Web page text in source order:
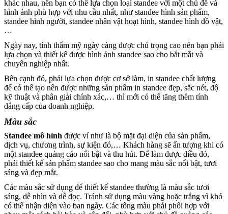
khác nhau, nên bạn có thể lựa chọn loại standee với một chủ đề và
hình ảnh phù hợp với nhu cầu nhất, như standee hình sản phẩm,
standee hình người, standee nhân vật hoạt hình, standee hình đồ vật,
…
Ngày nay, tính thẩm mỹ ngày càng được chú trọng cao nên bạn phải
lựa chọn và thiết kế được hình ảnh standee sao cho bắt mắt và
chuyên nghiệp nhất.
Bên cạnh đó, phải lựa chọn được cơ sở làm, in standee chất lượng
để có thể tạo nên được những sản phẩm in standee đẹp, sắc nét, độ
kỹ thuật và phân giải chính xác,… thì mới có thể tăng thêm tính
đẳng cấp của doanh nghiệp.
Màu sắc
Standee mô hình được ví như là bộ mặt đại diện của sản phẩm,
dịch vụ, chương trình, sự kiện đó,… Khách hàng sẽ ấn tượng khi có
một standee quảng cáo nổi bật và thu hút. Để làm được điều đó,
phải thiết kế sản phẩm standee sao cho mang màu sắc nổi bật, tươi
sáng và đẹp mắt.
Các màu sắc sử dụng để thiết kế standee thường là màu sắc tươi
sáng, dễ nhìn và dễ đọc. Tránh sử dụng màu vàng hoặc trắng vì khó
có thể nhận diện vào ban ngày. Các tông màu phải phối hợp với